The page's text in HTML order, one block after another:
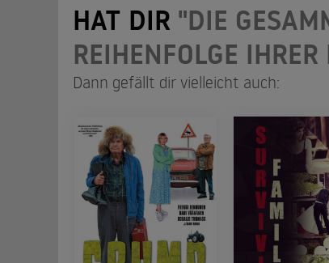
HAT DIR "DIE
REIHENFOLGE
Dann gefällt dir vielleicht auch: